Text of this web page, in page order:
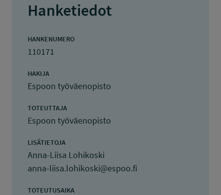
Hanketiedot
HANKENUMERO
110171
HAKIJA
Espoon työväenopisto
TOTEUTTAJA
Espoon työväenopisto
LISÄTIETOJA
Anna-Liisa Lohikoski
anna-liisa.lohikoski@espoo.fi
TOTEUTUSAIKA